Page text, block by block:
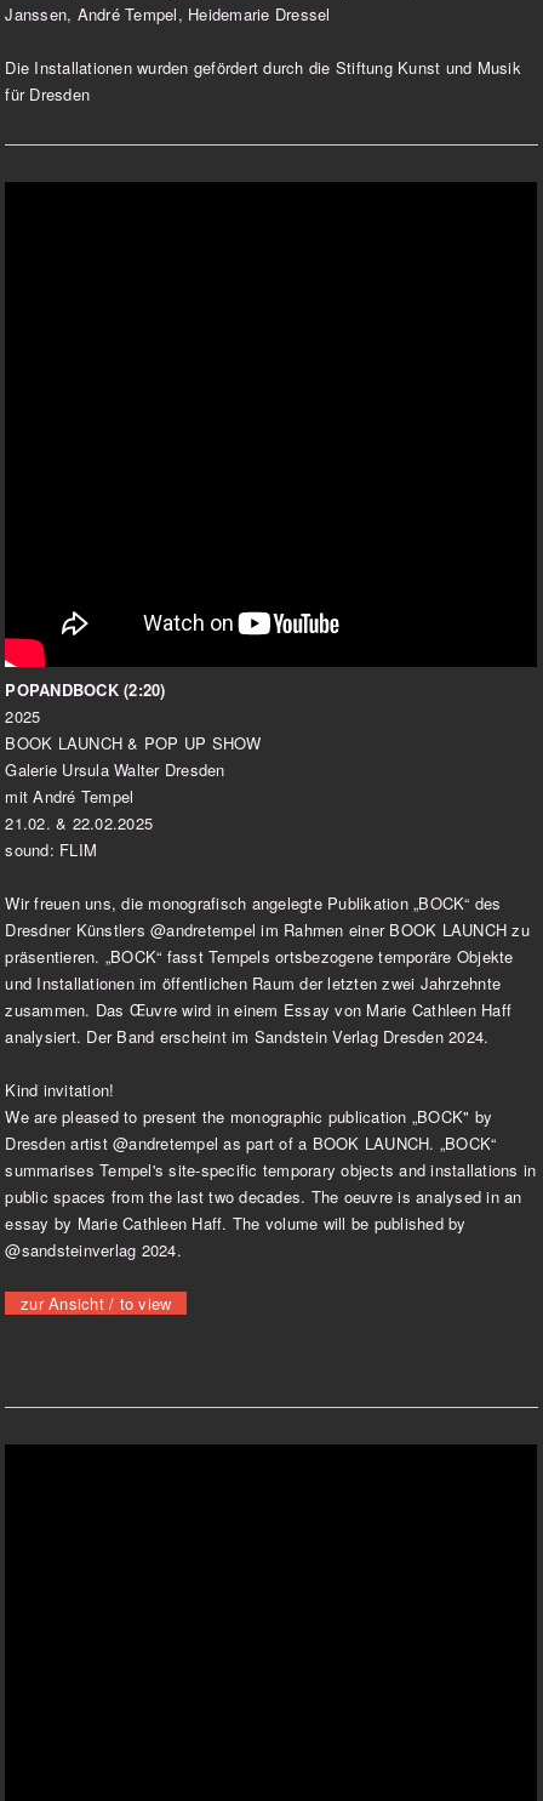
Janssen, André Tempel, Heidemarie Dressel
Die Installationen wurden gefördert durch die Stiftung Kunst und Musik
für Dresden
POPANDBOCK (2:20)
2025
BOOK LAUNCH & POP UP SHOW
Galerie Ursula Walter Dresden
mit André Tempel
21.02. & 22.02.2025
sound: FLIM
Wir freuen uns, die monografisch angelegte Publikation „BOCK“ des
Dresdner Künstlers @andretempel im Rahmen einer BOOK LAUNCH zu
präsentieren. „BOCK“ fasst Tempels ortsbezogene temporäre Objekte
und Installationen im öffentlichen Raum der letzten zwei Jahrzehnte
zusammen. Das Œuvre wird in einem Essay von Marie Cathleen Haff
analysiert. Der Band erscheint im Sandstein Verlag Dresden 2024.
Kind invitation!
We are pleased to present the monographic publication „BOCK" by
Dresden artist @andretempel as part of a BOOK LAUNCH. „BOCK“
summarises Tempel's site-specific temporary objects and installations in
public spaces from the last two decades. The oeuvre is analysed in an
essay by Marie Cathleen Haff. The volume will be published by
@sandsteinverlag 2024.
zur Ansicht / to view